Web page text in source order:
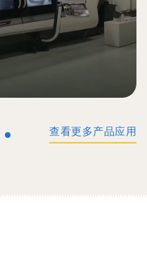
查看更多产品应用